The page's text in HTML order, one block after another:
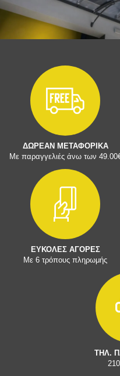
ΔΩΡΕΑΝ ΜΕΤΑΦΟΡΙΚΑ
Με παραγγελιές άνω των
ΕΥΚΟΛΕΣ ΑΓΟΡΕΣ
Με 6 τρόπους πληρωμής
ΤΗΛ.